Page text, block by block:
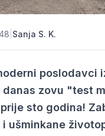
Sanja S. K.
poslodavci
danas zovu "test
sto godina!
ušminkane